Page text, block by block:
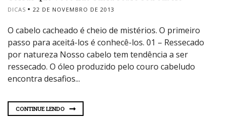
DICAS 22 DE NOVEMBRO DE 2013
O cabelo cacheado é cheio de mistérios. O primeiro
passo para aceitá-los é conhecê-los. 01 – Ressecado
por natureza Nosso cabelo tem tendência a ser
ressecado. O óleo produzido pelo couro cabeludo
encontra desafios...
CONTINUE LENDO